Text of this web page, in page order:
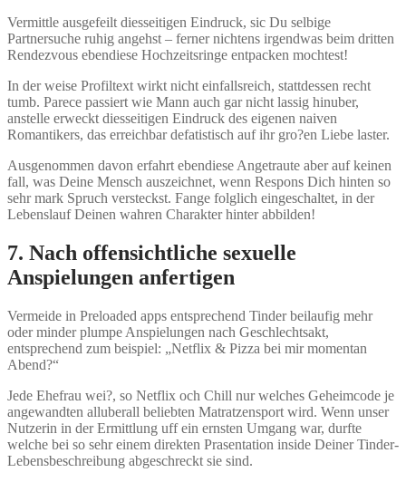
Vermittle ausgefeilt diesseitigen Eindruck, sic Du selbige
Partnersuche ruhig angehst – ferner nichtens irgendwas beim dritten
Rendezvous ebendiese Hochzeitsringe entpacken mochtest!
In der weise Profiltext wirkt nicht einfallsreich, stattdessen recht
tumb. Parece passiert wie Mann auch gar nicht lassig hinuber,
anstelle erweckt diesseitigen Eindruck des eigenen naiven
Romantikers, das erreichbar defatistisch auf ihr gro?en Liebe laster.
Ausgenommen davon erfahrt ebendiese Angetraute aber auf keinen
fall, was Deine Mensch auszeichnet, wenn Respons Dich hinten so
sehr mark Spruch versteckst. Fange folglich eingeschaltet, in der
Lebenslauf Deinen wahren Charakter hinter abbilden!
7. Nach offensichtliche sexuelle
Anspielungen anfertigen
Vermeide in Preloaded apps entsprechend Tinder beilaufig mehr
oder minder plumpe Anspielungen nach Geschlechtsakt,
entsprechend zum beispiel: „Netflix & Pizza bei mir momentan
Abend?“
Jede Ehefrau wei?, so Netflix och Chill nur welches Geheimcode je
angewandten alluberall beliebten Matratzensport wird. Wenn unser
Nutzerin in der Ermittlung uff ein ernsten Umgang war, durfte
welche bei so sehr einem direkten Prasentation inside Deiner Tinder-
Lebensbeschreibung abgeschreckt sie sind.